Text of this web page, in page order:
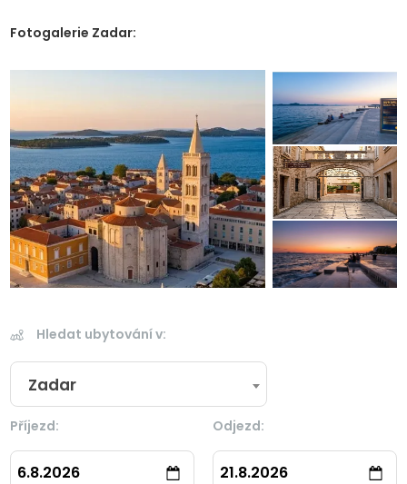
Fotogalerie Zadar:
Hledat ubytování v:
Zadar
Příjezd:
6.8.2026
Odjezd:
21.8.2026